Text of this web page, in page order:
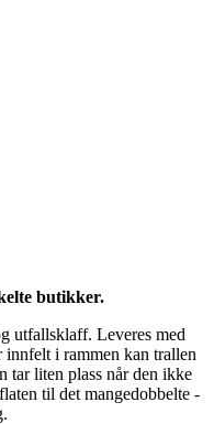
butikker.
utfallsklaff. Leveres med
i rammen kan trallen
tar liten plass når den ikke
til det mangedobbelte -